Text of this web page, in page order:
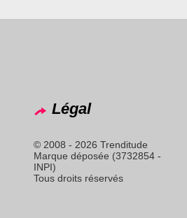
Légal
© 2008 - 2026 Trenditude
Marque déposée (3732854 -
INPI)
Tous droits réservés